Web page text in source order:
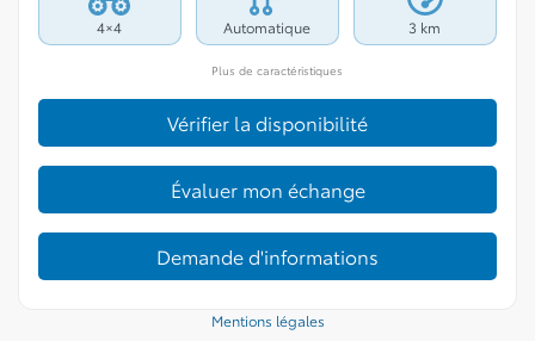
4×4 Automatique 3 km
Plus de caractéristiques
Vérifier la disponibilité
Évaluer mon échange
Demande d'informations
Mentions légales